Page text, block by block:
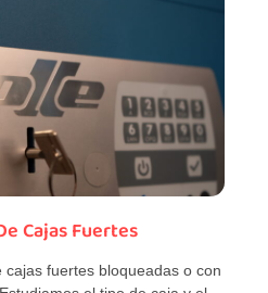
Cajas Fuertes
fuertes bloqueadas o con